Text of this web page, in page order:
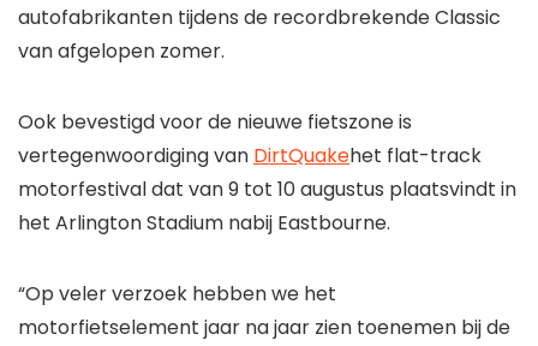
autofabrikanten tijdens de recordbrekende Classic
van afgelopen zomer.
Ook bevestigd voor de nieuwe fietszone is
vertegenwoordiging van DirtQuakehet flat-track
motorfestival dat van 9 tot 10 augustus plaatsvindt in
het Arlington Stadium nabij Eastbourne.
“Op veler verzoek hebben we het
motorfietselement jaar na jaar zien toenemen bij de